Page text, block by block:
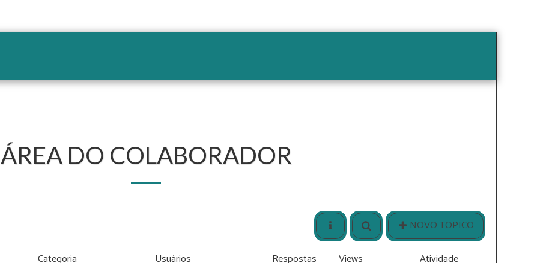
ÁREA DO COLABORADOR
NOVO TOPICO
Categoria Usuários Respostas Views
Atividade